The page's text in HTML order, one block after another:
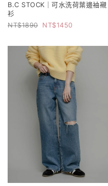
B.C STOCK｜可水洗荷葉邊袖襯
衫
1890
1450